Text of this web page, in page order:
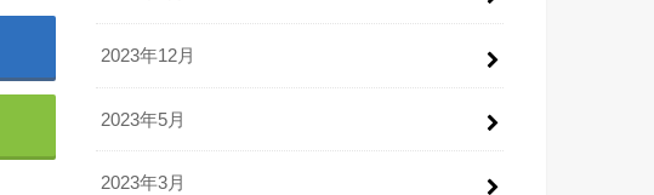
2023年12月
2023年5月
2023年3月